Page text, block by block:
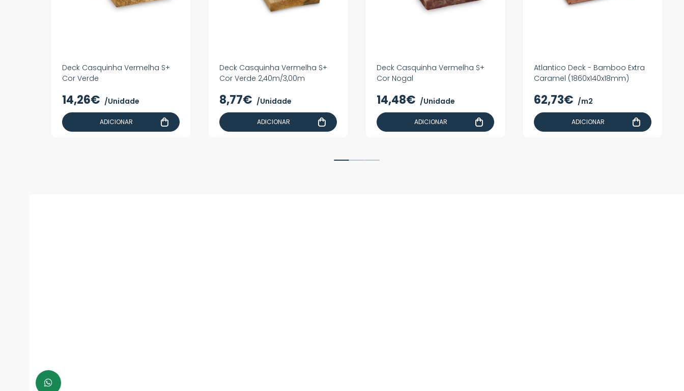
Deck Casquinha Vermelha S+
Cor Verde
14,26€ /Unidade
ADICIONAR
Deck Casquinha Vermelha S+
Cor Verde 2,40m/3,00m
8,77€ /Unidade
ADICIONAR
Deck Casquinha Vermelha S+
Cor Nogal
14,48€ /Unidade
ADICIONAR
Atlantico Deck - Bamboo Extra
Caramel (1860x140x18mm)
62,73€ /m2
ADICIONAR